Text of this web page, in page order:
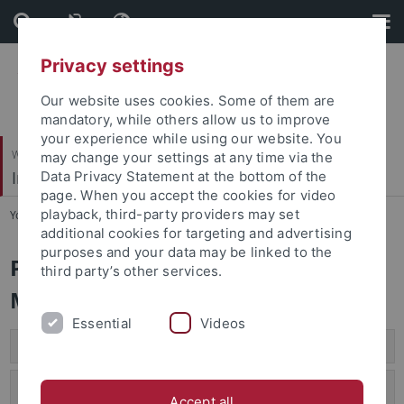
Skip
to
content
Skip
to
footer
Wirtschafts- und Sozialwissenschaftliche Fakultät
Institut für Soziologie
You are here: Startseite ... Prüfungen
Prüfungsordnungen und
Modulhandbücher
Master Soziologie mit Schwerpunkt Empirische
Privacy settings
Our website uses cookies. Some of them are
mandatory, while others allow us to improve
your experience while using our website. You
may change your settings at any time via the
Data Privacy Statement at the bottom of the
page. When you accept the cookies for video
playback, third-party providers may set
additional cookies for targeting and advertising
purposes and your data may be linked to the
third party’s other services.
Essential Videos